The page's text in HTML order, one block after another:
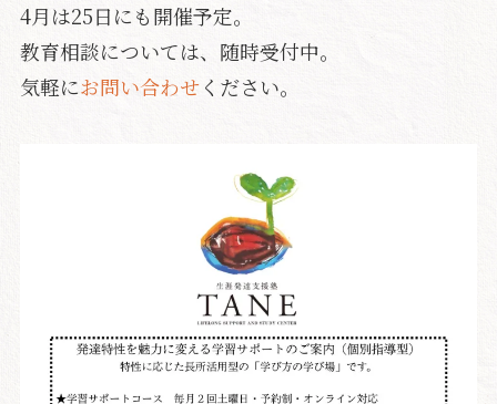
4月は25日にも開催予定。
教育相談については、随時受付中。
気軽にお問い合わせください。